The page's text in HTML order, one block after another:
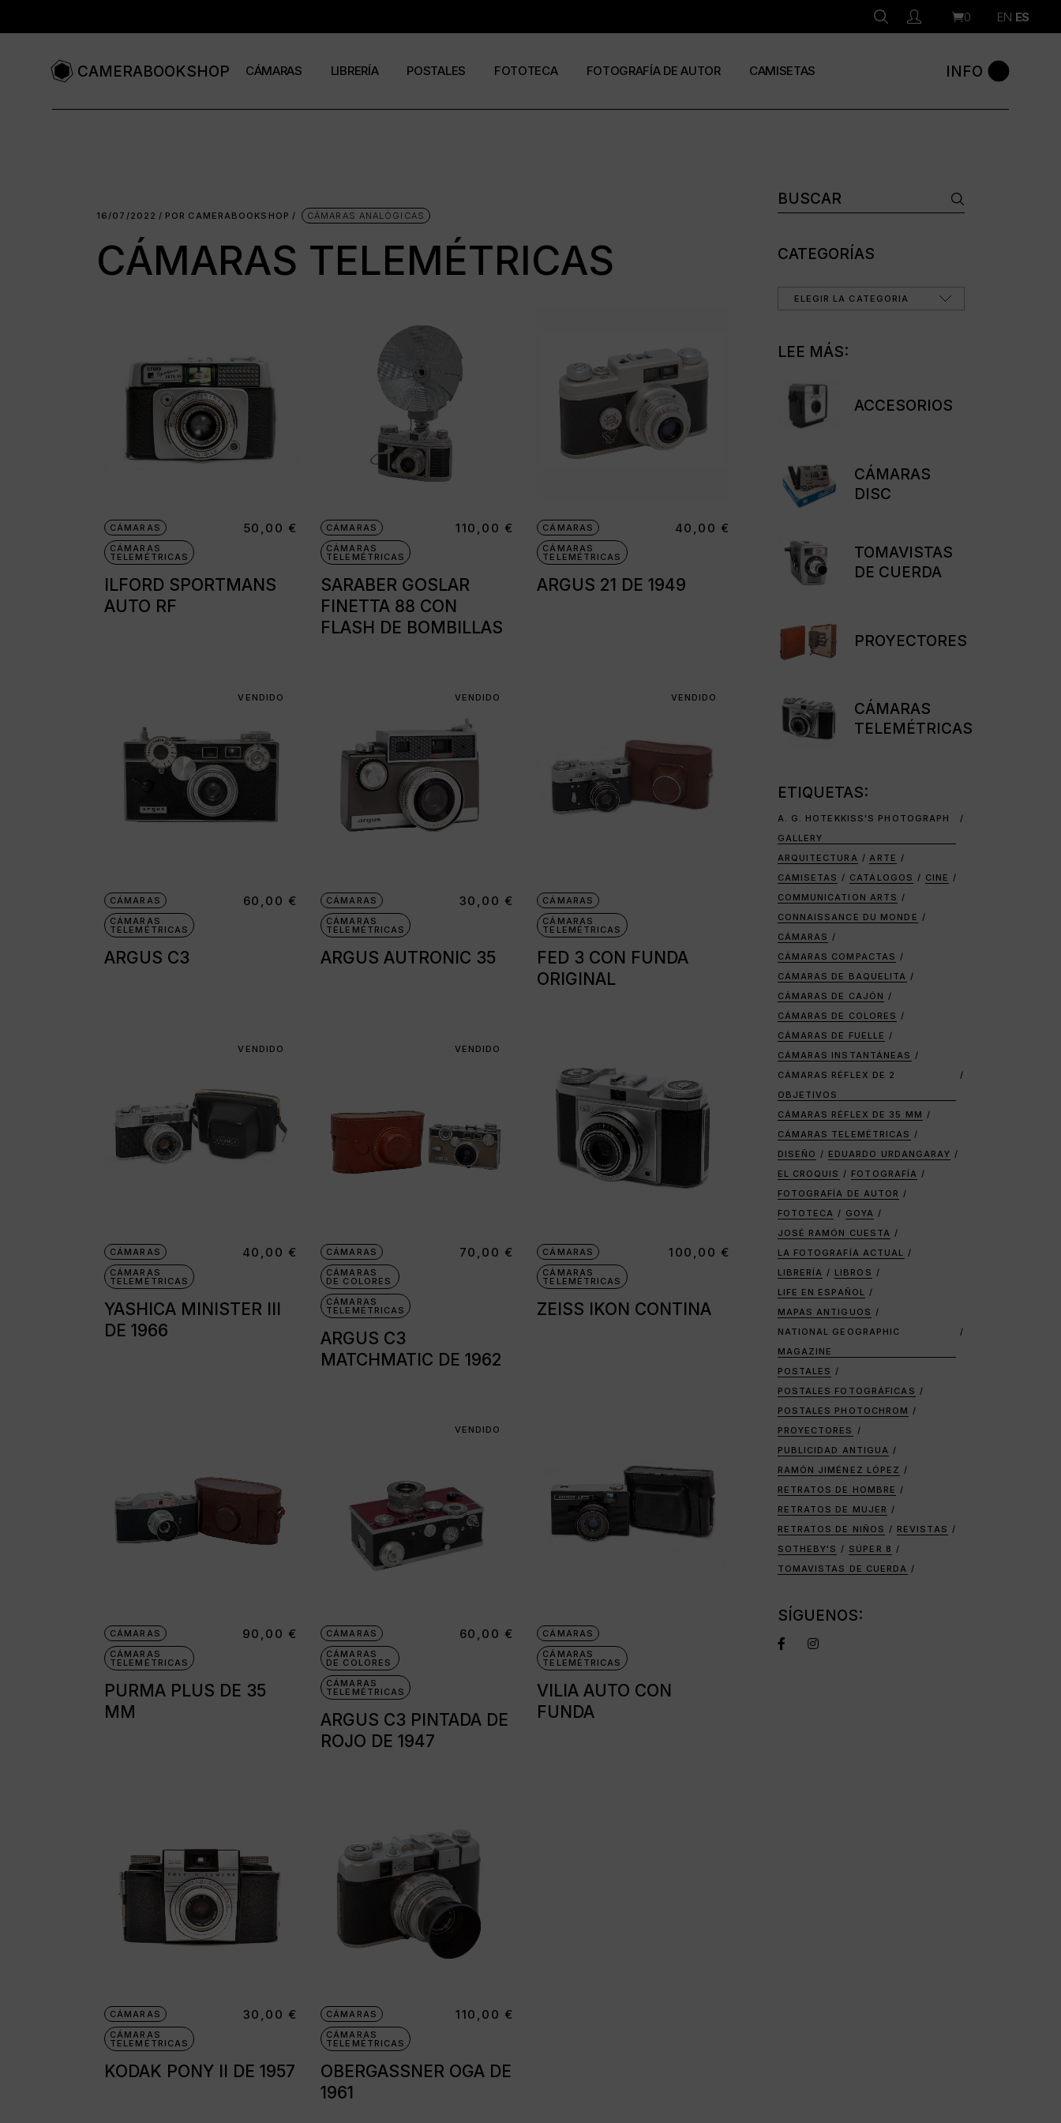
0 EN ES
CAMERABOOKSHOP CÁMARAS
Cámaras de cajón
Cámaras formato 110
Cámaras de medio formato
Cámaras disc
Cámaras instantáneas
Cámaras miniatura
Cámaras réflex de 2
Cámaras telemétricas
Súper 8
Tomavistas de cuerda
LIBRERÍA
Catálogos
POSTALES FOTOTECA FOTOGRAFÍA DE AUTOR CAMISETAS INFO
16/07/2022 POR CAMERABOOKSHOP CÁMARAS ANALÓGICAS
CÁMARAS TELEMÉTRICAS
CÁMARAS
CÁMARAS
TELEMÉTRICAS
ILFORD SPORTMANS
AUTO RF
50,00 €
CÁMARAS
CÁMARAS
TELEMÉTRICAS
SARABER GOSLAR
FINETTA 88 CON
FLASH DE BOMBILLAS
110,00 €
CÁMARAS
CÁMARAS
TELEMÉTRICAS
ARGUS 21 DE 1949
40,00 €
VENDIDO
CÁMARAS
CÁMARAS
TELEMÉTRICAS
ARGUS C3
60,00 €
VENDIDO
CÁMARAS
CÁMARAS
TELEMÉTRICAS
ARGUS AUTRONIC 35
30,00 €
VENDIDO
CÁMARAS
CÁMARAS
TELEMÉTRICAS
FED 3 CON FUNDA
ORIGINAL
VENDIDO
CÁMARAS
CÁMARAS
TELEMÉTRICAS
YASHICA MINISTER III
DE 1966
40,00 €
VENDIDO
CÁMARAS
CÁMARAS
DE COLORES
CÁMARAS
TELEMÉTRICAS
ARGUS C3
MATCHMATIC DE 1962
70,00 €
CÁMARAS
CÁMARAS
TELEMÉTRICAS
ZEISS IKON CONTINA
100,00 €
CÁMARAS
CÁMARAS
TELEMÉTRICAS
PURMA PLUS DE 35
MM
90,00 €
VENDIDO
CÁMARAS
CÁMARAS
DE COLORES
CÁMARAS
TELEMÉTRICAS
ARGUS C3 PINTADA DE
ROJO DE 1947
60,00 €
CÁMARAS
CÁMARAS
TELEMÉTRICAS
VILIA AUTO CON
FUNDA
CÁMARAS
CÁMARAS
TELEMÉTRICAS
KODAK PONY II DE 1957
30,00 €
CÁMARAS
CÁMARAS
TELEMÉTRICAS
OBERGASSNER OGA DE
1961
110,00 €
CATEGORÍAS
ELEGIR LA CATEGORÍA
LEE MÁS:
ACCESORIOS
CÁMARAS
DISC
TOMAVISTAS
DE CUERDA
PROYECTORES
CÁMARAS
TELEMÉTRICAS
ETIQUETAS:
A. G. HOTEKKISS'S PHOTOGRAPH
GALLERY
ARQUITECTURA
ARTE
CAMISETAS
CATÁLOGOS
CINE
COMMUNICATION ARTS
CONNAISSANCE DU MONDE
CÁMARAS
CÁMARAS COMPACTAS
CÁMARAS DE BAQUELITA
CÁMARAS DE CAJÓN
CÁMARAS DE COLORES
CÁMARAS DE FUELLE
CÁMARAS INSTANTÁNEAS
CÁMARAS RÉFLEX DE 2
OBJETIVOS
CÁMARAS RÉFLEX DE 35 MM
CÁMARAS TELEMÉTRICAS
DISEÑO
EDUARDO URDANGARAY
EL CROQUIS
FOTOGRAFÍA
FOTOGRAFÍA DE AUTOR
FOTOTECA
GOYA
JOSÉ RAMÓN CUESTA
LA FOTOGRAFÍA ACTUAL
LIBRERÍA
LIBROS
LIFE EN ESPAÑOL
MAPAS ANTIGUOS
NATIONAL GEOGRAPHIC
MAGAZINE
POSTALES
POSTALES FOTOGRÁFICAS
POSTALES PHOTOCHROM
PROYECTORES
PUBLICIDAD ANTIGUA
RAMÓN JIMÉNEZ LÓPEZ
RETRATOS DE HOMBRE
RETRATOS DE MUJER
RETRATOS DE NIÑOS
REVISTAS
SOTHEBY'S
SÚPER 8
TOMAVISTAS DE CUERDA
SÍGUENOS: